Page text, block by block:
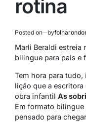
rotina
Posted on by
Marli Beraldi estreia
bilingue para pais e
Tem hora para tudo,
lição que a escritora
obra infantil As
Em formato
pensado para